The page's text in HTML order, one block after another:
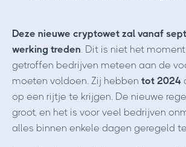
Deze nieuwe cryptowet zal vanaf
werking treden. Dit is niet het
getroffen bedrijven meteen aan de
moeten voldoen. Zij hebben tot 2024
op een rijtje te krijgen. De nieuwe
groot, en het is voor veel bedrijven
alles binnen enkele dagen geregeld